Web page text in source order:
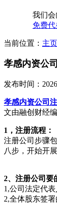
我们
免费
当前位置： 主页
孝感内资公
发布时间：
孝感内资公司
文由融创财经编
1，注册流程：
注册公司步骤
八步，开始开展
2、注册公司要
1,公司法定代
2,全体股东签署